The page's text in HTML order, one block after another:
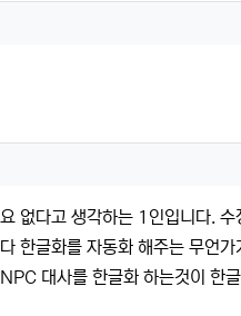
없다고 생각하는 1인입니다.
한글화를 자동화 해주는 무언
대사를 한글화 하는것이 한